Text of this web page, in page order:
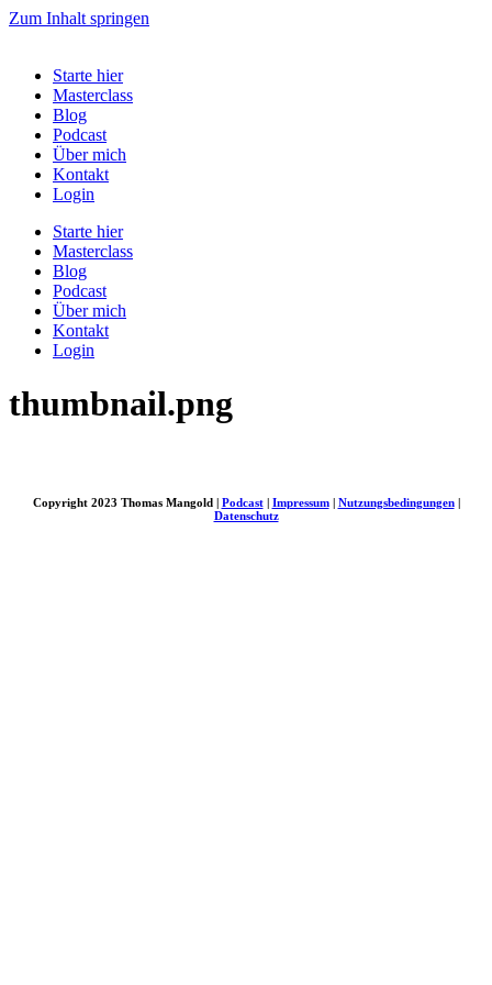
Zum Inhalt springen
Starte hier
Masterclass
Blog
Podcast
Über mich
Kontakt
Login
Starte hier
Masterclass
Blog
Podcast
Über mich
Kontakt
Login
thumbnail.png
Copyright 2023 Thomas Mangold | Podcast| Impressum| Nutzungsbedingungen|
Datenschutz